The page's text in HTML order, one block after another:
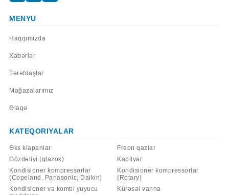
MENYU
Haqqımızda
Xəbərlər
Tərəfdaşlar
Mağazalarımız
Əlaqə
KATEQORIYALAR
Əks klapanlar
Freon qazlar
Gözdəliyi (qlazok)
Kapilyar
Kondisioner kompressorlar
(Copeland, Panasonic, Daikin)
Kondisioner kompressorlar
(Rotary)
Kondisioner və kombi yuyucu
Kürəsəl vanna